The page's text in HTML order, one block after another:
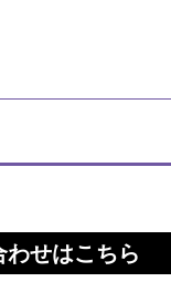
せはこちら